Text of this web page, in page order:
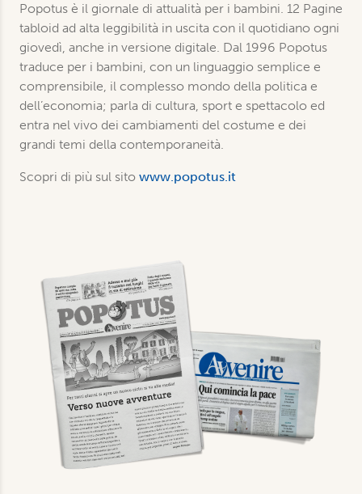
Popotus è il giornale di attualità per i bambini. 12 Pagine
tabloid ad alta leggibilità in uscita con il quotidiano ogni
giovedì, anche in versione digitale. Dal 1996 Popotus
traduce per i bambini, con un linguaggio semplice e
comprensibile, il complesso mondo della politica e
dell’economia; parla di cultura, sport e spettacolo ed
entra nel vivo dei cambiamenti del costume e dei
grandi temi della contemporaneità.
Scopri di più sul sito www.popotus.it